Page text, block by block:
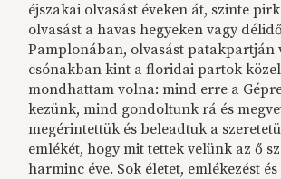
éjszakai olvasást éveken át, szinte
olvasást a havas hegyeken vagy
Pamplonában, olvasást patakpartján
csónakban kint a floridai partok
mondhattam volna: mind erre a
kezünk, mind gondoltunk rá és
megérintettük és beleadtuk a
emlékét, hogy mit tettek velünk az ő
harminc éve. Sok életet, emlékezést